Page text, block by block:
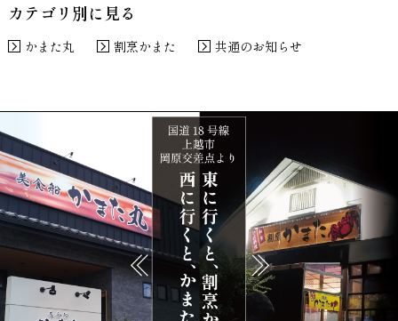
カテゴリ別に見る
かまた丸 割烹かまた 共通のお知らせ